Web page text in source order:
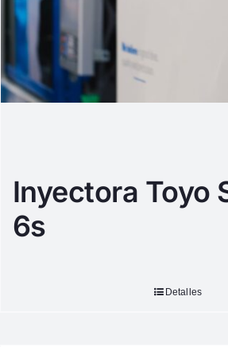
Inyectora Toyo
6s
Detalles